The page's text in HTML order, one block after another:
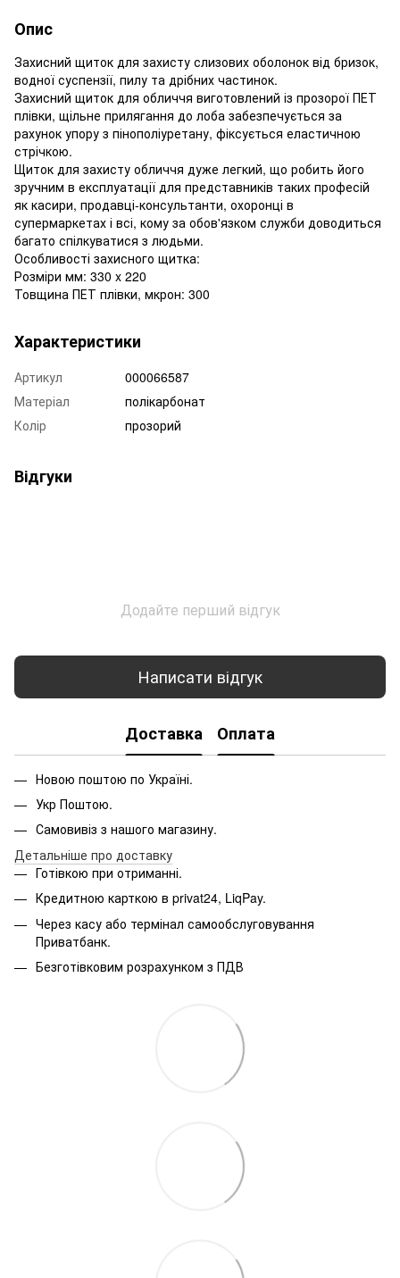
Опис
Захисний щиток для захисту слизових оболонок від бризок,
водної суспензії, пилу та дрібних частинок.
Захисний щиток для обличчя виготовлений із прозорої ПЕТ
плівки, щільне прилягання до лоба забезпечується за
рахунок упору з пінополіуретану, фіксується еластичною
стрічкою.
Щиток для захисту обличчя дуже легкий, що робить його
зручним в експлуатації для представників таких професій
як касири, продавці-консультанти, охоронці в
супермаркетах і всі, кому за обов'язком служби доводиться
багато спілкуватися з людьми.
Особливості захисного щитка:
Розміри мм: 330 x 220
Товщина ПЕТ плівки, мкрон: 300
Характеристики
Артикул
000066587
Матеріал
полікарбонат
Колір
прозорий
Відгуки
Додайте перший відгук
Написати відгук
Доставка Оплата
Новою поштою по Україні.
Укр Поштою.
Самовивіз з нашого магазину.
Детальніше про доставку
Готівкою при отриманні.
Кредитною карткою в privat24, LiqPay.
Через касу або термінал самообслуговування
Приватбанк.
Безготівковим розрахунком з ПДВ